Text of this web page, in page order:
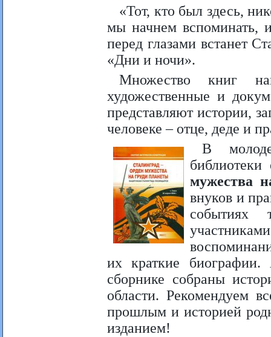
«Тот, кто был здесь,
мы начнем вспоминать,
перед глазами встанет
«Дни и ночи».
Множество книг
художественные и
представляют истории,
человеке – отце, деде и
В
мужества
внуков и
событиях
их краткие
сборнике собраны
области. Рекомендуем
прошлым и историей
изданием!